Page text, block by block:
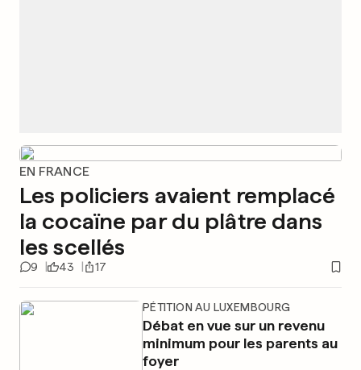
EN FRANCE
Les policiers avaient remplacé
la cocaïne par du plâtre dans
les scellés
9 43 17
PÉTITION AU LUXEMBOURG
Débat en vue sur un revenu
minimum pour les parents au
foyer